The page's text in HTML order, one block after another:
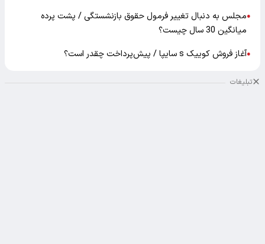
●مجلس به دنبال تغییر فرمول حقوق بازنشستگی / پشت پرده
میانگین 30 سال چیست؟
●آغاز فروش کوییک s سایپا / پیش‌پرداخت چقدر است؟
تبلیغات